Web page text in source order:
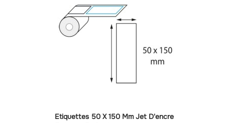
Etiquettes 50 X 150 Mm Jet D'encre